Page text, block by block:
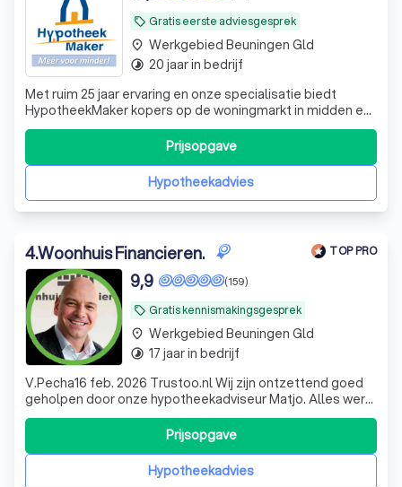
local_offer Gratis eerste adviesgesprek
Met ruim 25 jaar ervaring en onze specialisatie biedt
HypotheekMaker kopers op de woningmarkt in midden en
zuid Nederland méér kansen met minder kosten voor de
aankoop van een (eerste) woning.
Hypotheekadvies
Prijsopgave
place Werkgebied Beuningen Gld
timelapse 20 jaar in bedrijf
4.Woonhuis Financieren. TOP PRO
local_offer Gratis kennismakingsgesprek
(159)
9,9
V.Pecha16 feb. 2026 Trustoo.nl Wij zijn ontzettend goed
geholpen door onze hypotheekadviseur Matjo. Alles werd
duidelijk uitgelegd. De begeleiding was professioneel,
betrokken en geruststellend.
Hypotheekadvies
Prijsopgave
place Werkgebied Beuningen Gld
timelapse 17 jaar in bedrijf